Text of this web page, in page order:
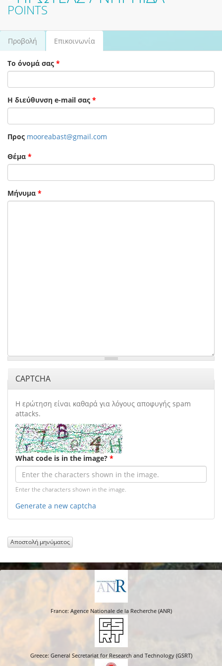
POINTS
Πρωτεύουσες καρτέλες
Προβολή Επικοινωνία
καρτέλα)
Το όνομά σας *
Η διεύθυνση e-mail σας *
Προς mooreabast@gmail.com
Θέμα *
Μήνυμα *
CAPTCHA
Η ερώτηση είναι καθαρά για λόγους αποφυγής spam
attacks.
What code is in the image? *
Enter the characters shown in the image.
Generate a new captcha
Αποστολή μηνύματος
France: Agence Nationale de la Recherche (ANR)
Greece: General Secretariat for Research and Technology (GSRT)